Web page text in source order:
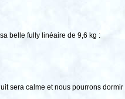
belle fully linéaire de 9,6 kg :
sera calme et nous pourrons